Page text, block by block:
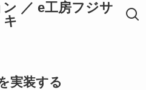
／ e工房フジサ
キ
実装する